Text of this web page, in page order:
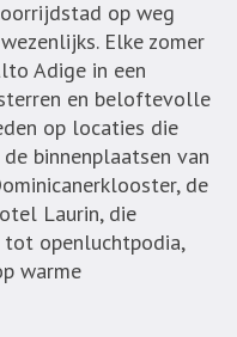
op weg
Elke zomer
Adige in een
en beloftevolle
op locaties die
binnenplaatsen van
de
Laurin, die
openluchtpodia,
warme